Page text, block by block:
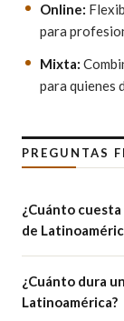
Online:
para
Mixta:
para quienes
PREGUNTAS
¿Cuánto
de
¿Cuánto dura
Latinoamérica?